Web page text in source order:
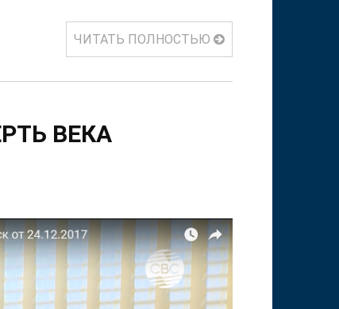
ЧИТАТЬ ПОЛНОСТЬЮ
ВЕКА